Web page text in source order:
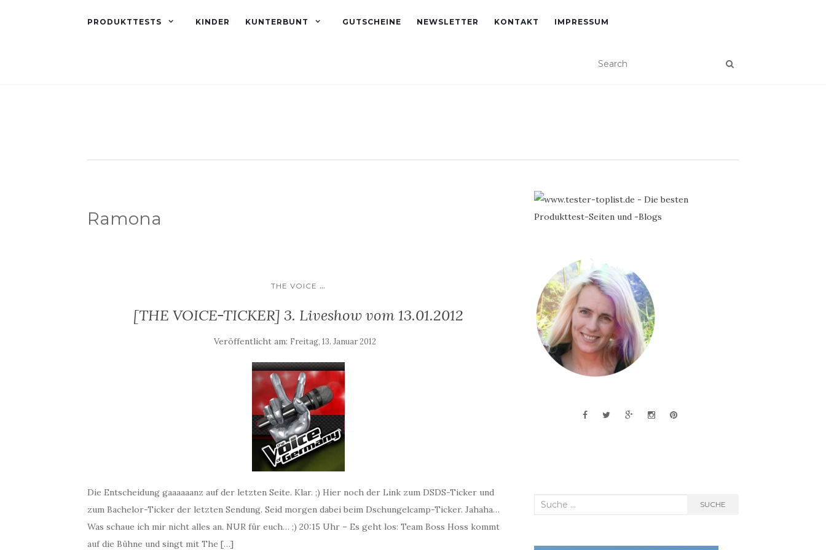
PRODUKTTESTS KINDER KUNTERBUNT GUTSCHEINE NEWSLETTER KONTAKT IMPRESSUM
Ramona
THE VOICE ...
[THE VOICE-TICKER] 3. Liveshow vom 13.01.2012
Veröffentlicht am: Freitag, 13. Januar 2012
Die Entscheidung gaaaaaanz auf der letzten Seite. Klar. ;) Hier noch der Link zum DSDS-Ticker und
zum Bachelor-Ticker der letzten Sendung. Seid morgen dabei beim Dschungelcamp-Ticker. Jahaha…
Was schaue ich mir nicht alles an. NUR für euch… ;) 20:15 Uhr – Es geht los: Team Boss Hoss kommt
auf die Bühne und singt mit The […]
Suche
SUCHE